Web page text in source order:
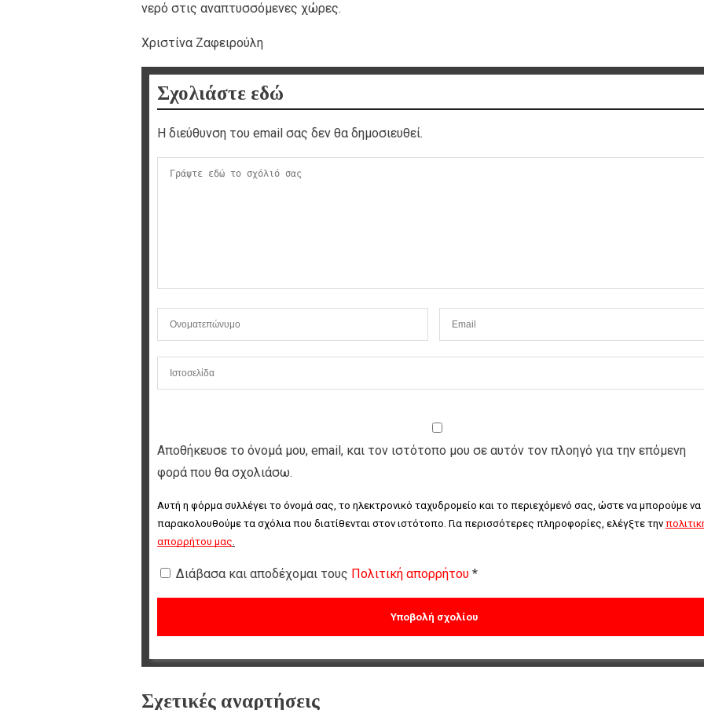
νερό στις αναπτυσσόμενες χώρες.
Χριστίνα Ζαφειρούλη
Σχολιάστε εδώ
Η διεύθυνση του email σας δεν θα δημοσιευθεί.
Αποθήκευσε το όνομά μου, email, και τον ιστότοπο μου σε αυτόν τον πλοηγό για την επόμενη
φορά που θα σχολιάσω.
Αυτή η φόρμα συλλέγει το όνομά σας, το ηλεκτρονικό ταχυδρομείο και το περιεχόμενό σας, ώστε να μπορούμε να
παρακολουθούμε τα σχόλια που διατίθενται στον ιστότοπο. Για περισσότερες πληροφορίες, ελέγξτε την
απορρήτου μας.
Διάβασα και αποδέχομαι τους Πολιτική απορρήτου *
Σχετικές αναρτήσεις